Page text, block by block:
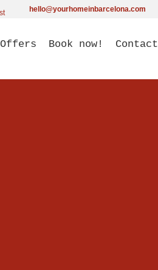
hello@yourhomeinbarcelona.com
Offers Book now! Contact